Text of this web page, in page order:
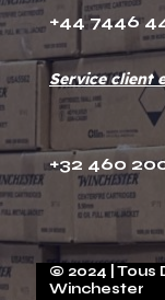
+44 7446
Service client
+32 460
© 2024 | Tous
Winchester